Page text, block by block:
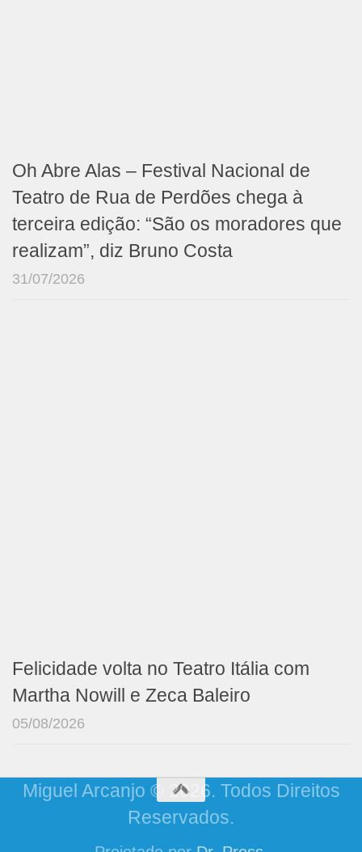
Oh Abre Alas – Festival Nacional de
Teatro de Rua de Perdões chega à
terceira edição: “São os moradores que
realizam”, diz Bruno Costa
31/07/2026
Felicidade volta no Teatro Itália com
Martha Nowill e Zeca Baleiro
05/08/2026
Miguel Arcanjo © 2026. Todos Direitos
Reservados.